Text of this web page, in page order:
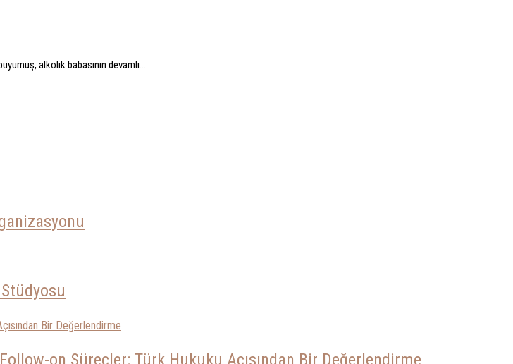
alkolik babasının devamlı...
on Süreçler: Türk Hukuku Açısından Bir Değerlendirme